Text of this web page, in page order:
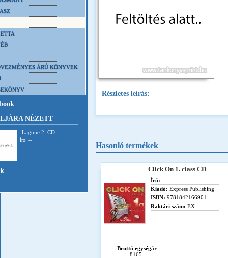
ÁRÚ KÖNYVEK
NÉZETT
Lagune 2. CD
Író: --
Részletes leírás:
Hasonló termékek
Click On 1. class CD
Író: --
Kiadó: Express Publishing
ISBN: 9781842166901
Raktári szám: EX-
Bruttó egységár
8165